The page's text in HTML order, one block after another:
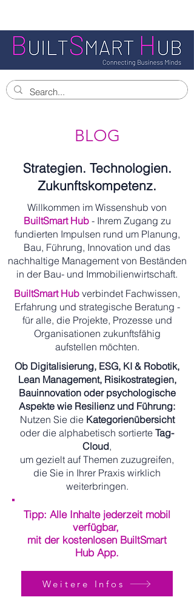
BLOG
Strategien. Technologien.
Zukunftskompetenz.
Willkommen im Wissenshub von
BuiltSmart Hub- Ihrem Zugang zu
fundierten Impulsen rund um Planung,
Bau, Führung, Innovation und das
nachhaltige Management von Beständen
in der Bau- und Immobilienwirtschaft.
BuiltSmart Hub verbindet Fachwissen,
Erfahrung und strategische Beratung -
für alle, die Projekte, Prozesse und
Organisationen zukunftsfähig
aufstellen möchten.
Ob Digitalisierung, ESG, KI & Robotik,
Lean Management, Risikostrategien,
Bauinnovation oder psychologische
Aspekte wie Resilienz und Führung:
Nutzen Sie die Kategorienübersicht
oder die alphabetisch sortierte Tag-
Cloud,
um gezielt auf Themen zuzugreifen,
die Sie in Ihrer Praxis wirklich
weiterbringen.
Tipp: Alle Inhalte jederzeit mobil
verfügbar,
mit der kostenlosen BuiltSmart
Hub App.
Weitere Infos